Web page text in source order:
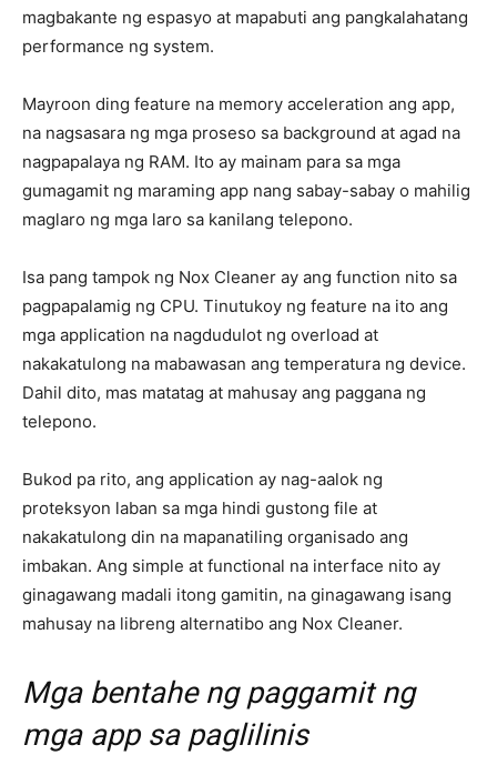
magbakante ng espasyo at mapabuti ang pangkalahatang
performance ng system.
Mayroon ding feature na memory acceleration ang app,
na nagsasara ng mga proseso sa background at agad na
nagpapalaya ng RAM. Ito ay mainam para sa mga
gumagamit ng maraming app nang sabay-sabay o mahilig
maglaro ng mga laro sa kanilang telepono.
Isa pang tampok ng Nox Cleaner ay ang function nito sa
pagpapalamig ng CPU. Tinutukoy ng feature na ito ang
mga application na nagdudulot ng overload at
nakakatulong na mabawasan ang temperatura ng device.
Dahil dito, mas matatag at mahusay ang paggana ng
telepono.
Bukod pa rito, ang application ay nag-aalok ng
proteksyon laban sa mga hindi gustong file at
nakakatulong din na mapanatiling organisado ang
imbakan. Ang simple at functional na interface nito ay
ginagawang madali itong gamitin, na ginagawang isang
mahusay na libreng alternatibo ang Nox Cleaner.
Mga bentahe ng paggamit ng
mga app sa paglilinis